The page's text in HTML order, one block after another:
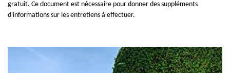
gratuit. Ce document est nécessaire pour donner des suppléments
d'informations sur les entretiens à effectuer.